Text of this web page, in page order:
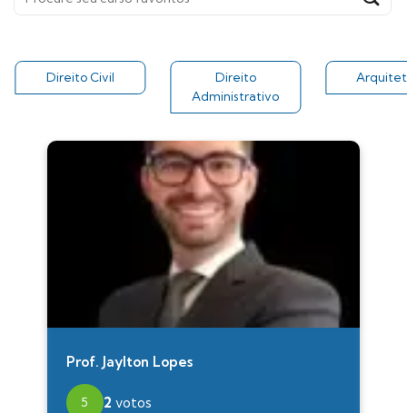
Direito Civil
Direito
Administrativo
Prof. Jaylton Lopes
5 2 votos